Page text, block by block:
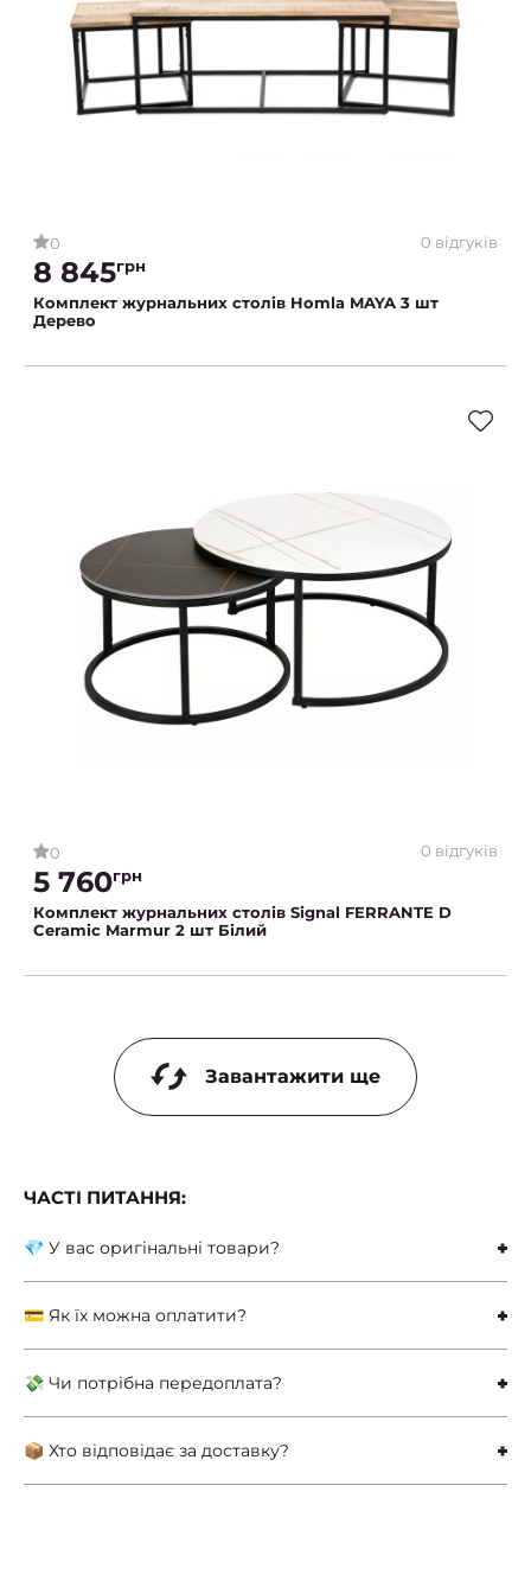
0 0 відгуків
8 845грн
Комплект журнальних столів Homla MAYA 3 шт
Дерево
0 0 відгуків
5 760грн
Комплект журнальних столів Signal FERRANTE D
Ceramic Marmur 2 шт Білий
Завантажити ще
ЧАСТІ ПИТАННЯ:
💎 У вас оригінальні товари?
💳 Як їх можна оплатити?
💸 Чи потрібна передоплата?
📦 Хто відповідає за доставку?